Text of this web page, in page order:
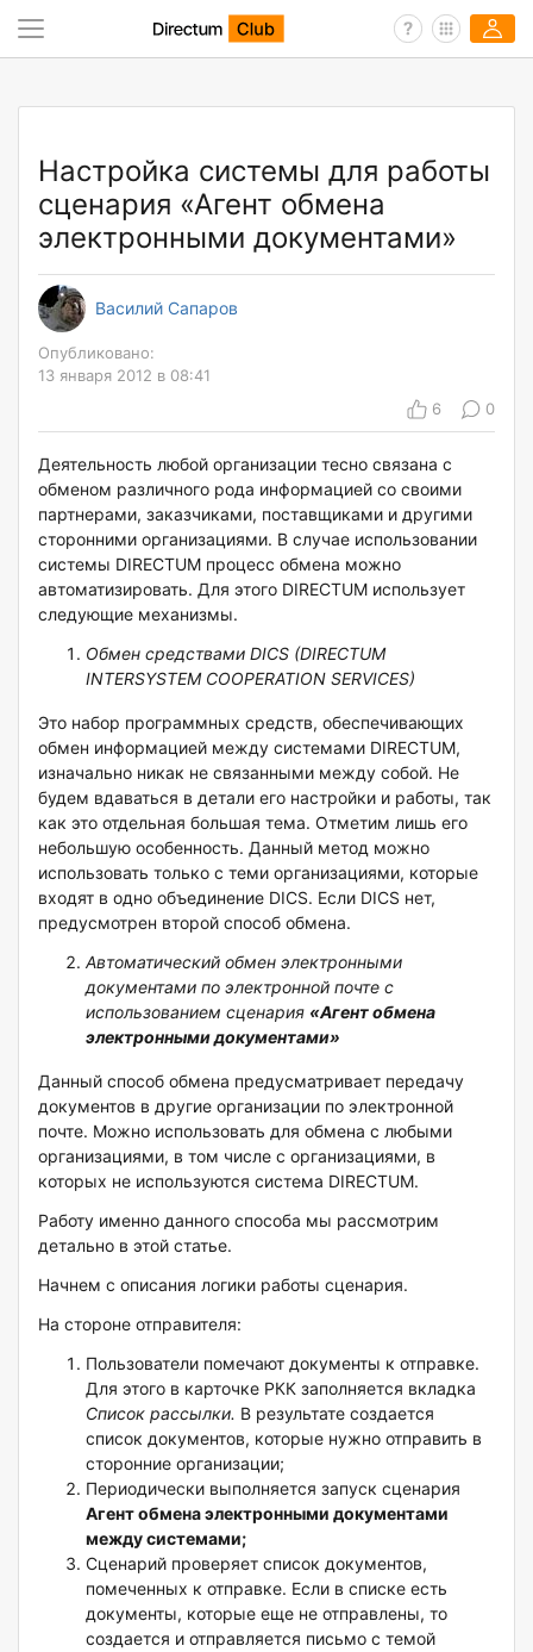
Настройка системы для работы
сценария «Агент обмена
электронными документами»
Василий Сапаров
Опубликовано:
13 января 2012 в 08:41
6
0
Деятельность любой организации тесно связана с
обменом различного рода информацией со своими
партнерами, заказчиками, поставщиками и другими
сторонними организациями. В случае использовании
системы DIRECTUM процесс обмена можно
автоматизировать. Для этого DIRECTUM использует
следующие механизмы.
Обмен средствами DICS (DIRECTUM
INTERSYSTEM COOPERATION SERVICES)
Это набор программных средств, обеспечивающих
обмен информацией между системами DIRECTUM,
изначально никак не связанными между собой. Не
будем вдаваться в детали его настройки и работы, так
как это отдельная большая тема. Отметим лишь его
небольшую особенность. Данный метод можно
использовать только с теми организациями, которые
входят в одно объединение DICS. Если DICS нет,
предусмотрен второй способ обмена.
Автоматический обмен электронными
документами по электронной почте с
использованием сценария «Агент обмена
электронными документами»
Данный способ обмена предусматривает передачу
документов в другие организации по электронной
почте. Можно использовать для обмена с любыми
организациями, в том числе с организациями, в
которых не используются система DIRECTUM.
Работу именно данного способа мы рассмотрим
детально в этой статье.
Начнем с описания логики работы сценария.
На стороне отправителя:
Пользователи помечают документы к отправке.
Для этого в карточке РКК заполняется вкладка
Список рассылки. В результате создается
список документов, которые нужно отправить в
сторонние организации;
Периодически выполняется запуск сценария
Агент обмена электронными документами
между системами;
Сценарий проверяет список документов,
помеченных к отправке. Если в списке есть
документы, которые еще не отправлены, то
создается и отправляется письмо с темой